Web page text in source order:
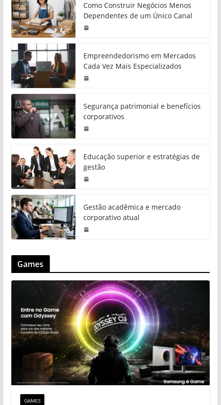
Como Construir Negócios Menos
Dependentes de um Único Canal
Empreendedorismo em Mercados
Cada Vez Mais Especializados
Segurança patrimonial e benefícios
corporativos
Educação superior e estratégias de
gestão
Gestão acadêmica e mercado
corporativo atual
Games
GAMES